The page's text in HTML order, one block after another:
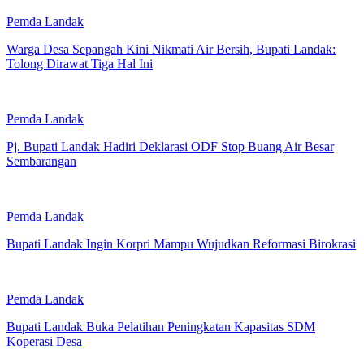
Pemda Landak
Warga Desa Sepangah Kini Nikmati Air Bersih, Bupati Landak:
Tolong Dirawat Tiga Hal Ini
Pemda Landak
Pj. Bupati Landak Hadiri Deklarasi ODF Stop Buang Air Besar
Sembarangan
Pemda Landak
Bupati Landak Ingin Korpri Mampu Wujudkan Reformasi Birokrasi
Pemda Landak
Bupati Landak Buka Pelatihan Peningkatan Kapasitas SDM
Koperasi Desa